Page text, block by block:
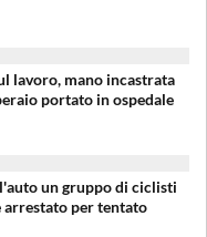
lavoro, mano incastrata
portato in ospedale
un gruppo di ciclisti
arrestato per tentato